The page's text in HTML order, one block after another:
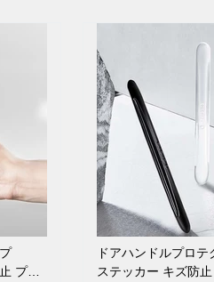
ドアハンドルプロ
ステッカー キズ防